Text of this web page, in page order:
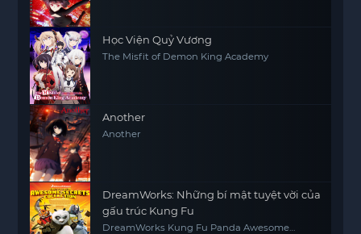
Học Viện Quỷ Vương
The Misfit of Demon King Academy
Another
Another
DreamWorks: Những bí mật tuyệt vời của
gấu trúc Kung Fu
DreamWorks Kung Fu Panda Awesome